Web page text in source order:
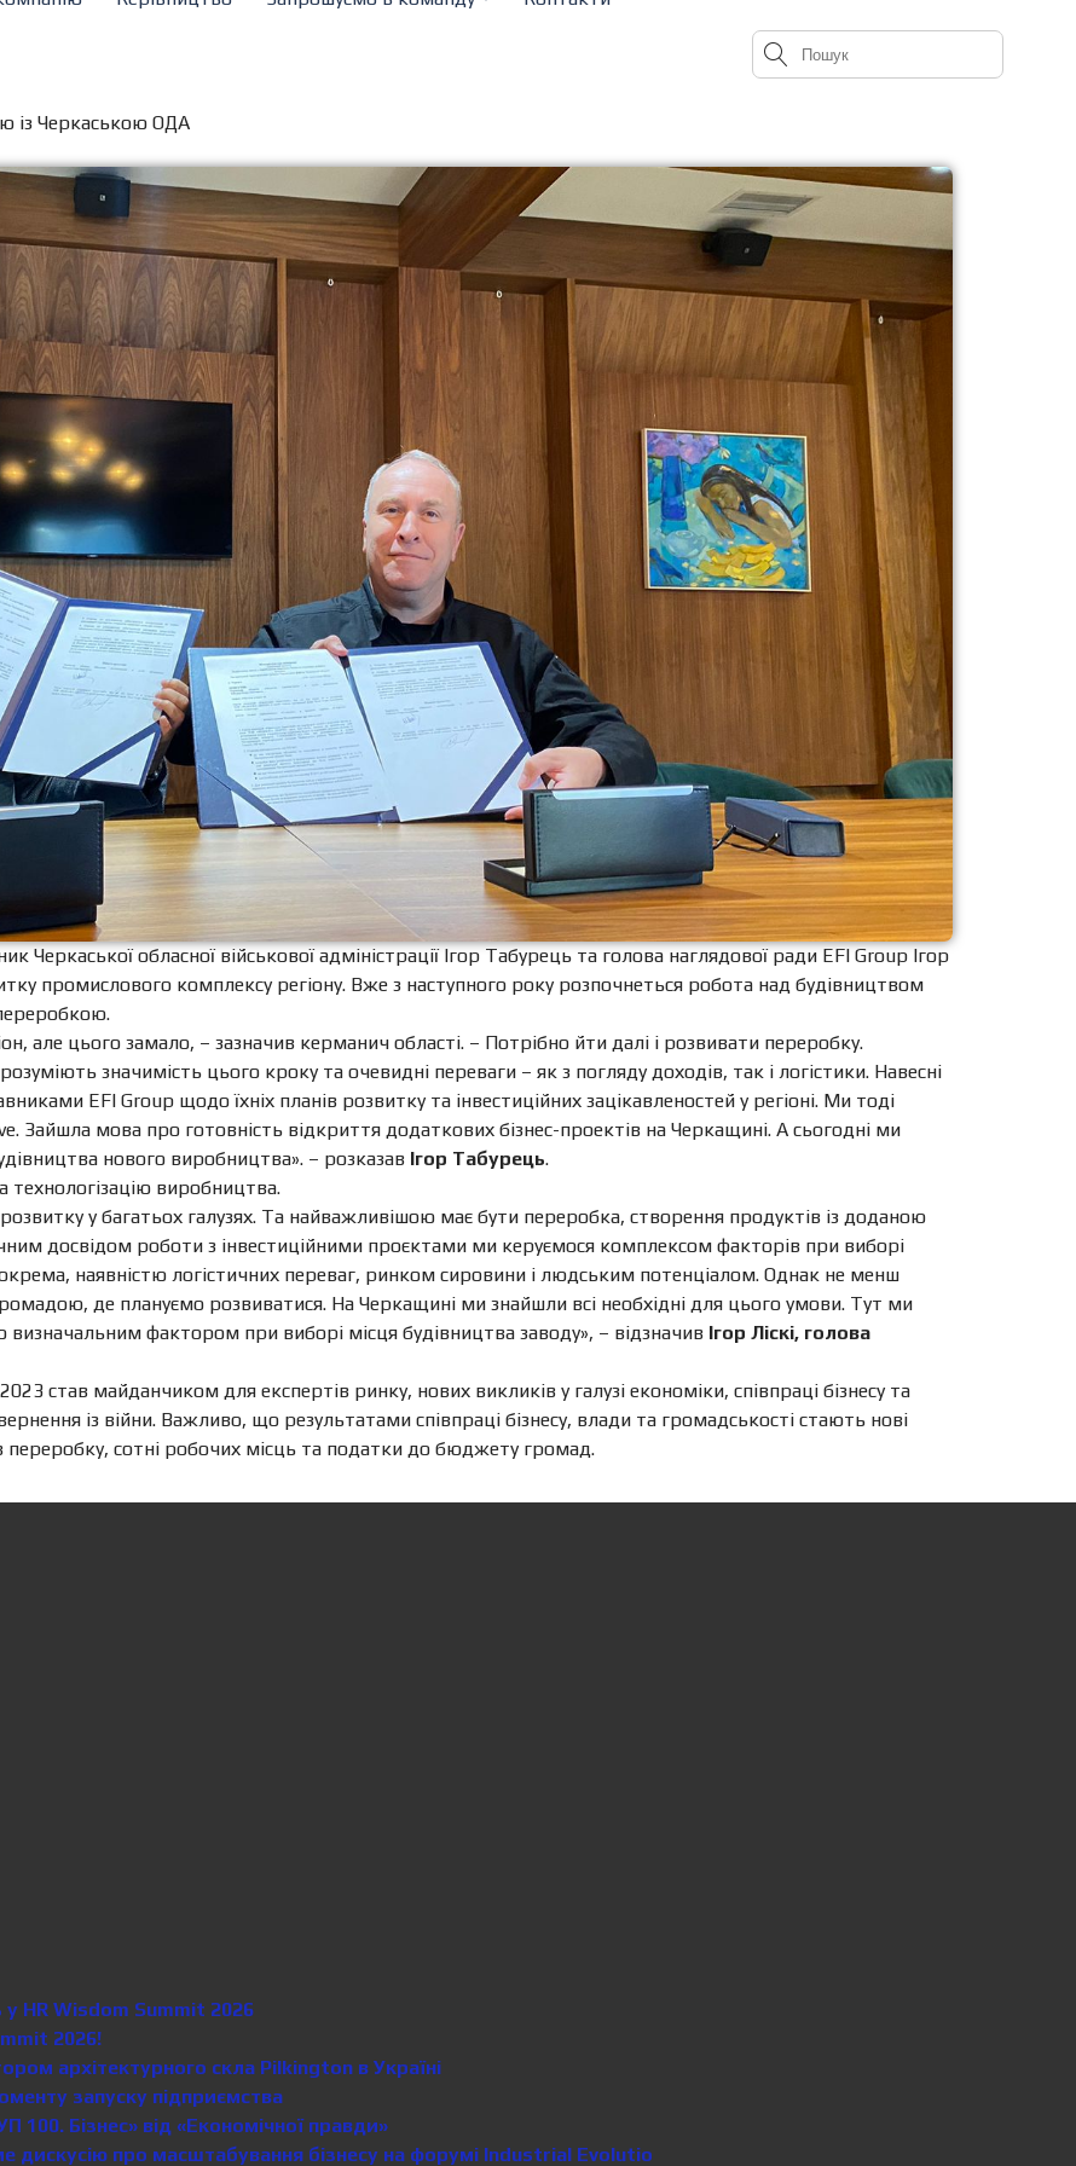
із Черкаською ОДА
обласної військової адміністрації Ігор Табурець та голова наглядової ради EFI Group Ігор
промислового комплексу регіону. Вже з наступного року розпочнеться робота над будівництвом
але цього замало, – зазначив керманич області. – Потрібно йти далі і розвивати переробку.
значимість цього кроку та очевидні переваги – як з погляду доходів, так і логістики. Навесні
EFI Group щодо їхніх планів розвитку та інвестиційних зацікавленостей у регіоні. Ми тоді
Зайшла мова про готовність відкриття додаткових бізнес-проектів на Черкащині. А сьогодні ми
нового виробництва». – розказав Ігор Табурець.
технологізацію виробництва.
у багатьох галузях. Та найважливішою має бути переробка, створення продуктів із доданою
досвідом роботи з інвестиційними проєктами ми керуємося комплексом факторів при виборі
наявністю логістичних переваг, ринком сировини і людським потенціалом. Однак не менш
де плануємо розвиватися. На Черкащині ми знайшли всі необхідні для цього умови. Тут ми
визначальним фактором при виборі місця будівництва заводу», – відзначив Ігор Ліскі, голова
став майданчиком для експертів ринку, нових викликів у галузі економіки, співпраці бізнесу та
із війни. Важливо, що результатами співпраці бізнесу, влади та громадськості стають нові
переробку, сотні робочих місць та податки до бюджету громад.
у HR Wisdom Summit 2026
2026!
архітектурного скла Pilkington в Україні
запуску підприємства
100. Бізнес» від «Економічної правди»
дискусію про масштабування бізнесу на форумі Industrial Evolutio